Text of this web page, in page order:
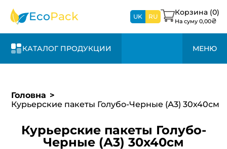
EcoPack UK RU Корзина (0)
На суму 0,00₴
КАТАЛОГ ПРОДУКЦИИ МЕНЮ
ближайшее время
к стоимости
Головна
Курьерские пакеты Голубо-Черные (А3) 30х40см
Курьерские пакеты Голубо-
Черные (А3) 30х40см